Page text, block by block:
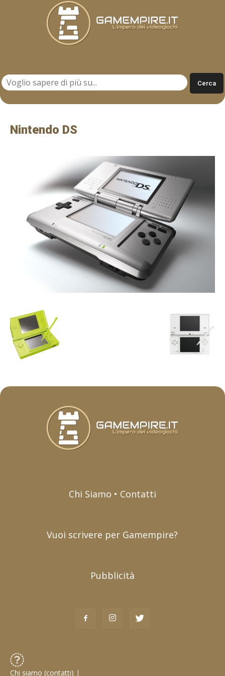
Nintendo DS
Chi Siamo • Contatti
Vuoi scrivere per Gamempire?
Pubblicità
Chi siamo (contatti) |